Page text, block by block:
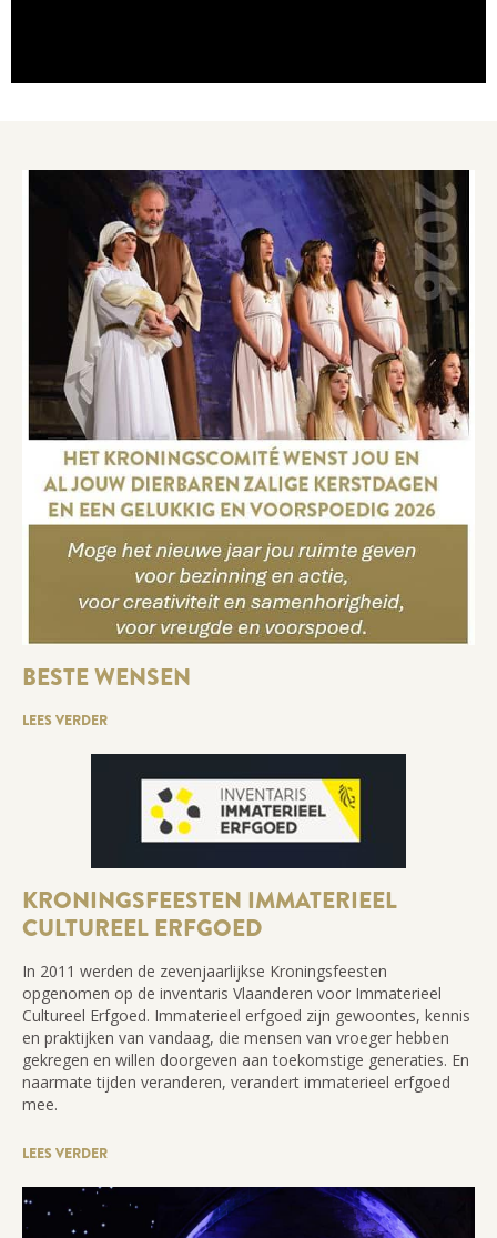
BESTE WENSEN
LEES VERDER
KRONINGSFEESTEN IMMATERIEEL
CULTUREEL ERFGOED
In 2011 werden de zevenjaarlijkse Kroningsfeesten
opgenomen op de inventaris Vlaanderen voor Immaterieel
Cultureel Erfgoed. Immaterieel erfgoed zijn gewoontes, kennis
en praktijken van vandaag, die mensen van vroeger hebben
gekregen en willen doorgeven aan toekomstige generaties. En
naarmate tijden veranderen, verandert immaterieel erfgoed
mee.
LEES VERDER